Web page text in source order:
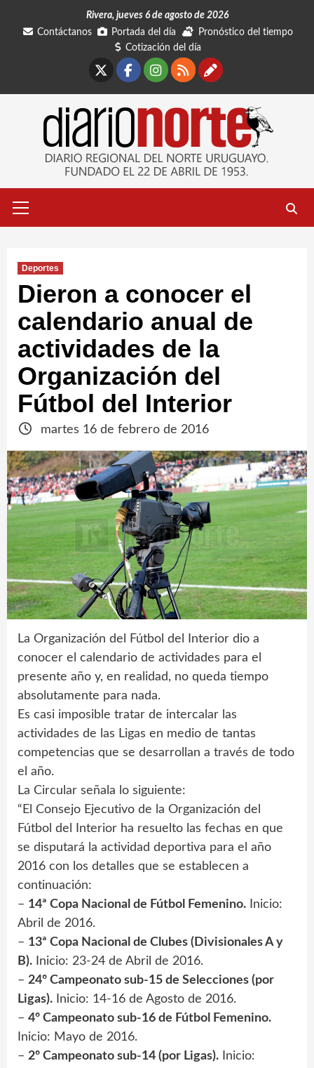
Rivera, jueves 6 de agosto de 2026
Contáctanos
Portada del día
Pronóstico del tiempo
Cotización del día
Facebook
Instagram
RSSContáctanos
primario
Deportes
Dieron a conocer el
calendario anual de
actividades de la
Organización del
Fútbol del Interior
martes 16 de febrero de 2016
La Organización del Fútbol del Interior dio a
conocer el calendario de actividades para el
presente año y, en realidad, no queda tiempo
absolutamente para nada.
Es casi imposible tratar de intercalar las
actividades de las Ligas en medio de tantas
competencias que se desarrollan a través de todo
el año.
La Circular señala lo siguiente:
“El Consejo Ejecutivo de la Organización del
Fútbol del Interior ha resuelto las fechas en que
se disputará la actividad deportiva para el año
2016 con los detalles que se establecen a
continuación:
– 14ª Copa Nacional de Fútbol Femenino. Inicio:
Abril de 2016.
– 13ª Copa Nacional de Clubes (Divisionales A y
B). Inicio: 23-24 de Abril de 2016.
– 24º Campeonato sub-15 de Selecciones (por
Ligas). Inicio: 14-16 de Agosto de 2016.
– 4º Campeonato sub-16 de Fútbol Femenino.
Inicio: Mayo de 2016.
– 2º Campeonato sub-14 (por Ligas). Inicio: